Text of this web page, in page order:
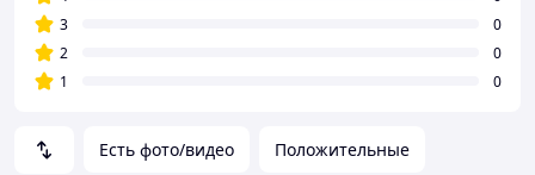
Есть фото/видео Положительные
3
0
2
0
1
0